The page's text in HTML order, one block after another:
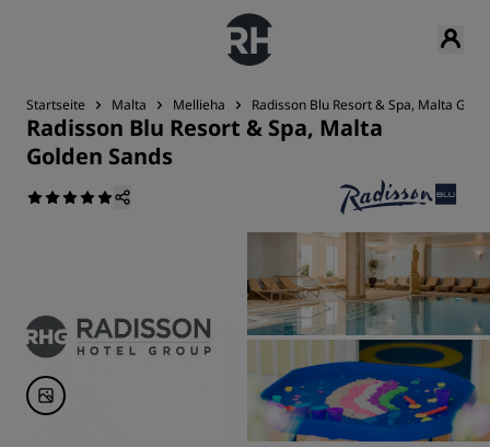
Startseite Malta Mellieha Radisson Blu Resort & Spa, Malta
Radisson Blu Resort & Spa, Malta
Golden Sands